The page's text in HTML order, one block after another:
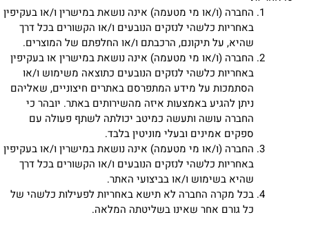
החברה (ו/או מי מטעמה) אינה נושאת במישרין ו/או בעקיפין
באחריות כלשהי לנזקים הנובעים ו/או הקשורים בכל דרך
שהיא, על תיקונם, הרכבתם ו/או החלפתם של המוצרים.
החברה (ו/או מי מטעמה) אינה נושאת במישרין או בעקיפין
באחריות כלשהי לנזקים הנובעים כתוצאה משימוש ו/או
הסתמכות על מידע המתפרסם באתרים חיצוניים, שאליהם
ניתן להגיע באמצעות איזה מהשירותים באתר. יובהר כי
החברה עושה ותעשה כמיטב יכולתה לשתף פעולה עם
ספקים אמינים ובעלי מוניטין בלבד.
החברה (ו/או מי מטעמה) אינה נושאת במישרין ו/או בעקיפין
באחריות כלשהי לנזקים הנובעים ו/או הקשורים בכל דרך
שהיא בשימוש ו/או בביצועי האתר.
בכל מקרה החברה לא תישא באחריות לפעילות כלשהי של
כל גורם אחר שאינו בשליטתה המלאה.